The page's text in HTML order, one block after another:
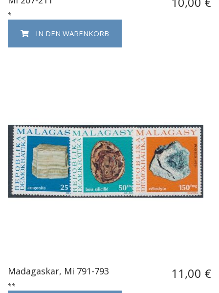
*
IN DEN WARENKORB
Madagaskar, Mi 791-793 11,00 €
**